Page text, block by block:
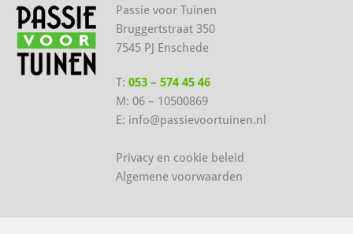
Passie voor Tuinen
Bruggertstraat 350
7545 PJ Enschede
T: 053 – 574 45 46
M: 06 – 10500869
E: info@passievoortuinen.nl
Privacy en cookie beleid
Algemene voorwaarden